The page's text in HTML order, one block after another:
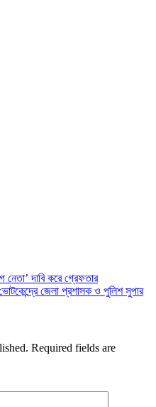
নেতা’ দাবি করে গ্রেফতার
ভোটকেন্দ্রে জেলা প্রশাসক ও পুলিশ সুপার
Required fields are